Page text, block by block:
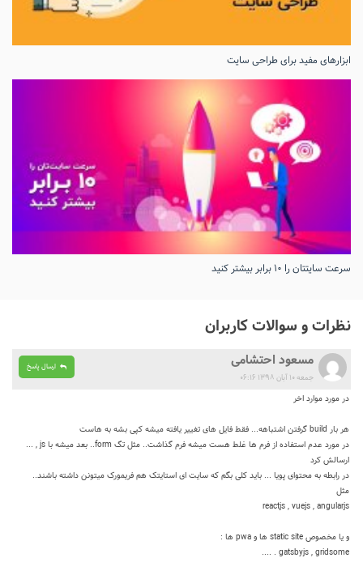
ابزارهای مفید برای طراحی سایت
سرعت سایتتان را ۱۰ برابر بیشتر کنید
نظرات و سوالات کاربران
ارسال پاسخ مسعود احتشامی
جمعه ۱۰ آبان ۱۳۹۸ ۰۶:۱۶
در مورد موارد اخر
هر بار build گرفتن اشتباهه... فقط فایل های تغییر یافته میشه کپی بشه به هاست
در مورد عدم استفاده از فرم ها غلط هست میشه فرم گذاشت.. مثل تگ form.. بعد میشه با js , ...
ارسالش کرد
در رابطه به محتوای پویا ... باید کلی بگم که سایت ای استایتک هم فریمورک میتونن داشته باشند..
مثل
reactjs , vuejs , angularjs
و یا مخصوص static site ها و pwa ها :
gatsbyjs , gridsome . ....